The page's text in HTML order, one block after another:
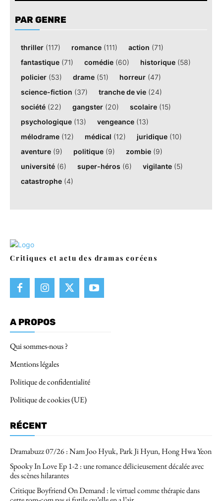
PAR GENRE
thriller (117) romance (111) action (71)
fantastique (71) comédie (60) historique (58)
policier (53) drame (51) horreur (47)
science-fiction (37) tranche de vie (24)
société (22) gangster (20) scolaire (15)
psychologique (13) vengeance (13)
mélodrame (12) médical (12) juridique (10)
aventure (9) politique (9) zombie (9)
université (6) super-héros (6) vigilante (5)
catastrophe (4)
Critiques et actu des dramas coréens
A PROPOS
Qui sommes-nous ?
Mentions légales
Politique de confidentialité
Politique de cookies (UE)
RÉCENT
Dramabuzz 07/26 : Nam Joo Hyuk, Park Ji Hyun, Hong Hwa Yeon
Spooky In Love Ep 1-2 : une romance délicieusement décalée avec
des scènes hilarantes
Critique Boyfriend On Demand : le virtuel comme thérapie dans